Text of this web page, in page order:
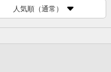
人気順（通常）